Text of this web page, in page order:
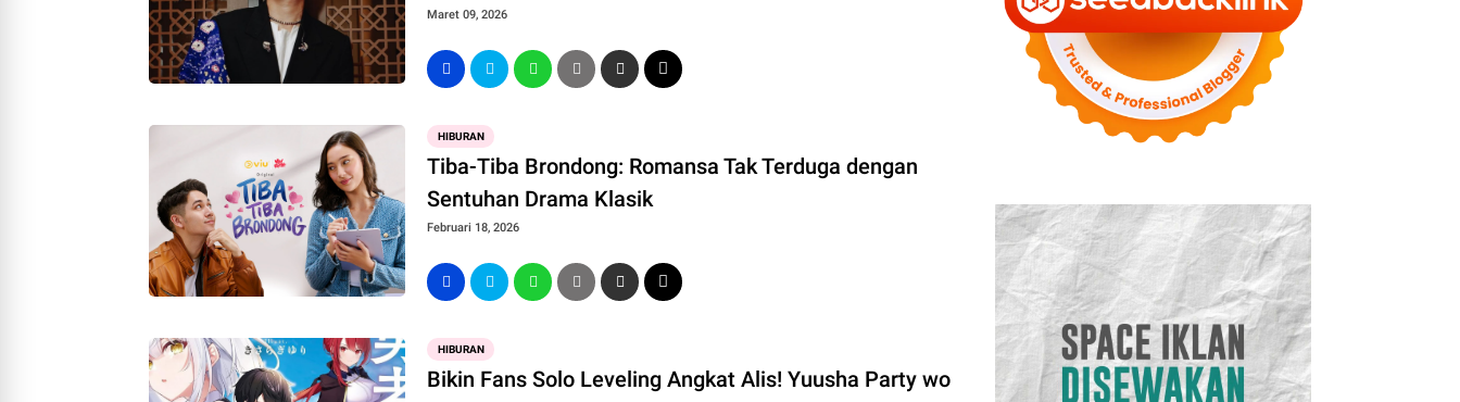
Maret 09, 2026
HIBURAN
Tiba-Tiba Brondong: Romansa Tak Terduga dengan
Sentuhan Drama Klasik
Februari 18, 2026
HIBURAN
Bikin Fans Solo Leveling Angkat Alis! Yuusha Party wo